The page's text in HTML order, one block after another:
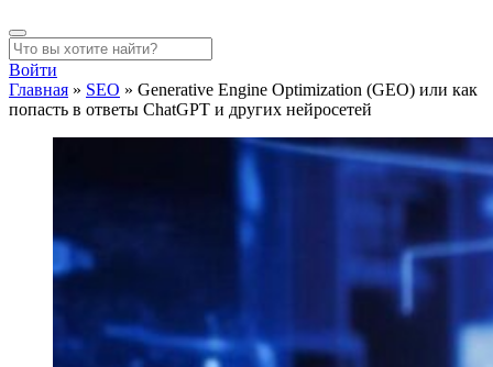
Войти
Главная » SEO » Generative Engine Optimization (GEO) или как
попасть в ответы ChatGPT и других нейросетей